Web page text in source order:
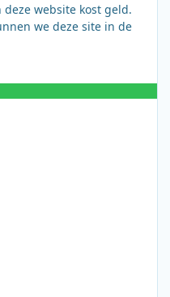
website kost geld.
we deze site in de